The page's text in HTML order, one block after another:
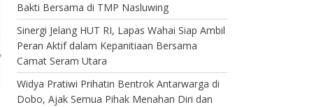
Bakti Bersama di TMP Nasluwing
Sinergi Jelang HUT RI, Lapas Wahai Siap Ambil
Peran Aktif dalam Kepanitiaan Bersama
Camat Seram Utara
Widya Pratiwi Prihatin Bentrok Antarwarga di
Dobo, Ajak Semua Pihak Menahan Diri dan